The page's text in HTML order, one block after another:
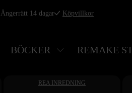
Ångerrätt 14 dagar Köpvillkor
BÖCKER REMAKE
REA INREDNING